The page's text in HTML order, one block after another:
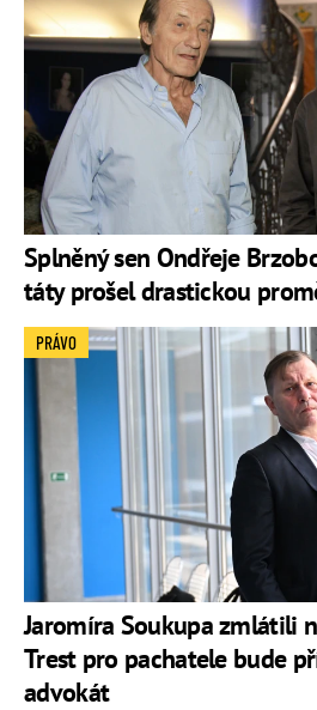
Splněný sen Ondřeje
táty prošel drastickou
Jaromíra Soukupa zmlátili
Trest pro pachatele bude
advokát
PRÁVO